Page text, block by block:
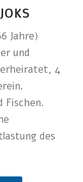
Jahre)
und
4
Fischen.
des